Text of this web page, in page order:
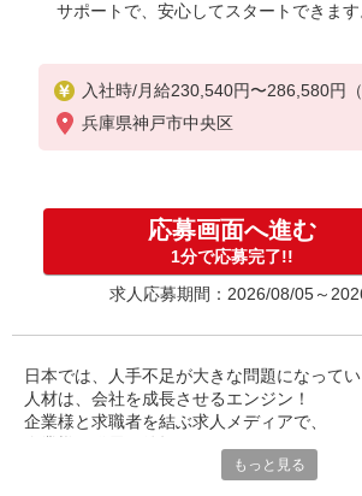
サポートで、安心してスタートできます
入社時/月給230,540円〜286,580円（
※固定残業代37,190円〜46,230円（
）含む
★営業成果に応じた給与形態になり
て入社半年以降）
兵庫県神戸市中央区
応募画面へ進む
1分で応募完了!!
求人応募期間：2026/08/05～
日本では、人手不足が大きな問題になってい
人材は、会社を成長させるエンジン！
企業様と求職者を結ぶ求人メディアで、
もっと見る